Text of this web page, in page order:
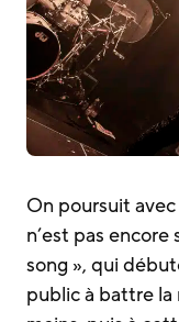
On poursuit
n’est pas
song », qui
public à battre la